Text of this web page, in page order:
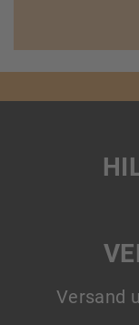
Versand